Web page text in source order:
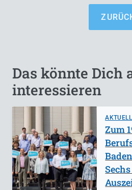
Das könnte Dich
interessieren
Zum